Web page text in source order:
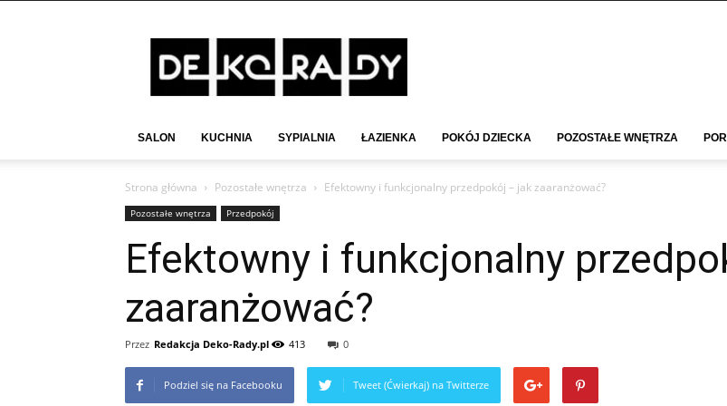
Deko-
Rady.pl
SALON KUCHNIA SYPIALNIA ŁAZIENKA POKÓJ DZIECKA POZOSTAŁE WNĘTRZA
Strona główna Pozostałe wnętrza Efektowny i funkcjonalny przedpokój – jak zaaranżować?
Pozostałe wnętrza Przedpokój
Efektowny i funkcjonalny
zaaranżować?
Przez Redakcja Deko-Rady.pl 413 0
Podziel się na Facebooku Tweet (Ćwierkaj) na Twitterze